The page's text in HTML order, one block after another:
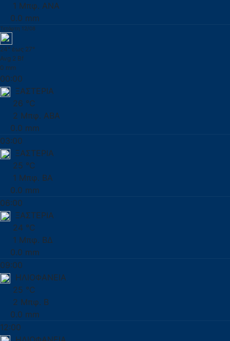
1 Μπφ. ΑΝΑ
0.0 mm
Τετάρτη 12/08
24° έως 27°
Avg 2 Bf
0 mm
00:00
ΞΑΣΤΕΡΙΑ
26 °C
2 Μπφ. ΑΒΑ
0.0 mm
03:00
ΞΑΣΤΕΡΙΑ
25 °C
1 Μπφ. ΒΑ
0.0 mm
06:00
ΞΑΣΤΕΡΙΑ
24 °C
1 Μπφ. ΒΔ
0.0 mm
09:00
ΗΛΙΟΦΑΝΕΙΑ
25 °C
2 Μπφ. Β
0.0 mm
12:00